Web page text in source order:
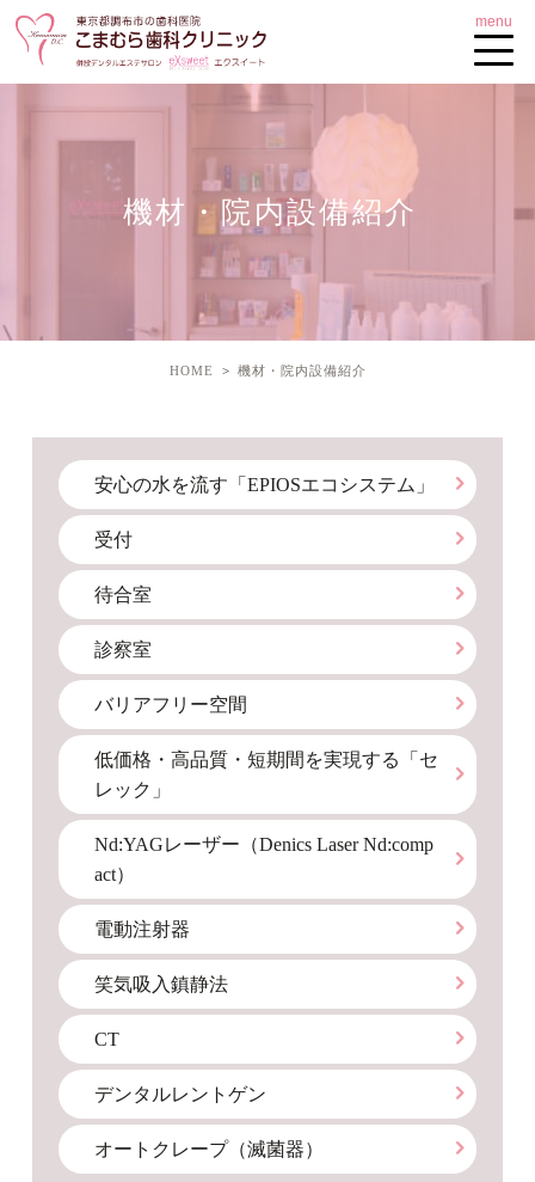
機材・院内設備紹介
HOME 機材・院内設備紹介
安心の水を流す「EPIOSエコシステム」
受付
待合室
診察室
バリアフリー空間
低価格・高品質・短期間を実現する「セ
レック」
Nd:YAGレーザー（Denics Laser Nd:comp
act）
電動注射器
笑気吸入鎮静法
CT
デンタルレントゲン
オートクレープ（滅菌器）